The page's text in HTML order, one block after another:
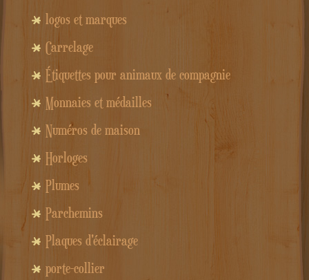
logos et marques
Carrelage
Étiquettes pour animaux de compagnie
Monnaies et médailles
Numéros de maison
Horloges
Plumes
Parchemins
Plaques d'éclairage
porte-collier